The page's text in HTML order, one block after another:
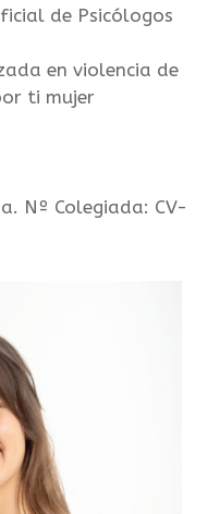
de Psicólogos
en violencia de
ti mujer
Nº Colegiada: CV-